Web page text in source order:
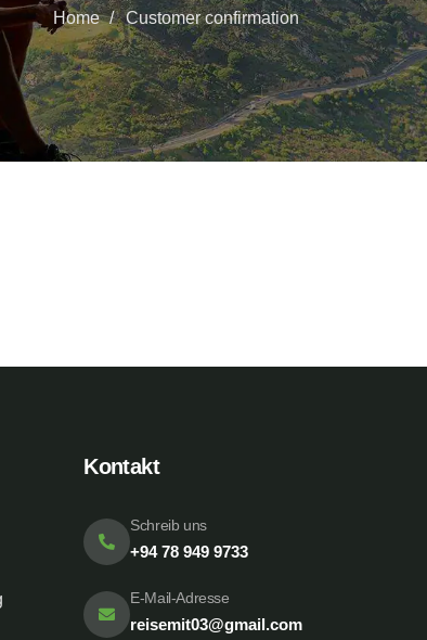
Home Customer confirmation
Kontakt
Schreib uns
+94 78 949 9733
E-Mail-Adresse
reisemit03@gmail.com